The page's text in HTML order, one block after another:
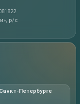
р/с
Петербурге